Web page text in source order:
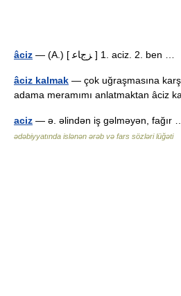
âciz — (A.) [ ﺰﺝﺎﻋ ] 1. aciz. 2. ben …
âciz kalmak — çok uğraşmasına
adama meramımı anlatmaktan âciz
aciz — ə. əlindən iş gəlməyən, fağır
ədəbiyyatında islənən ərəb və fars sözləri lüğəti